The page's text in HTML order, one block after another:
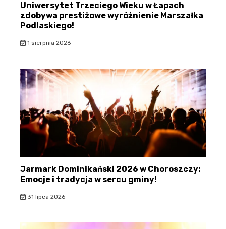
Uniwersytet Trzeciego Wieku w Łapach
zdobywa prestiżowe wyróżnienie Marszałka
Podlaskiego!
1 sierpnia 2026
Jarmark Dominikański 2026 w Choroszczy:
Emocje i tradycja w sercu gminy!
31 lipca 2026